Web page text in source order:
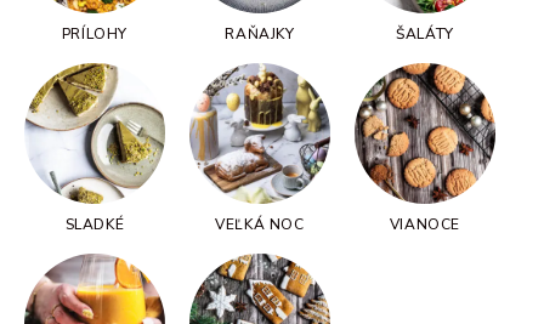
PRÍLOHY RAŇAJKY ŠALÁTY
SLADKÉ VEĽKÁ NOC VIANOCE